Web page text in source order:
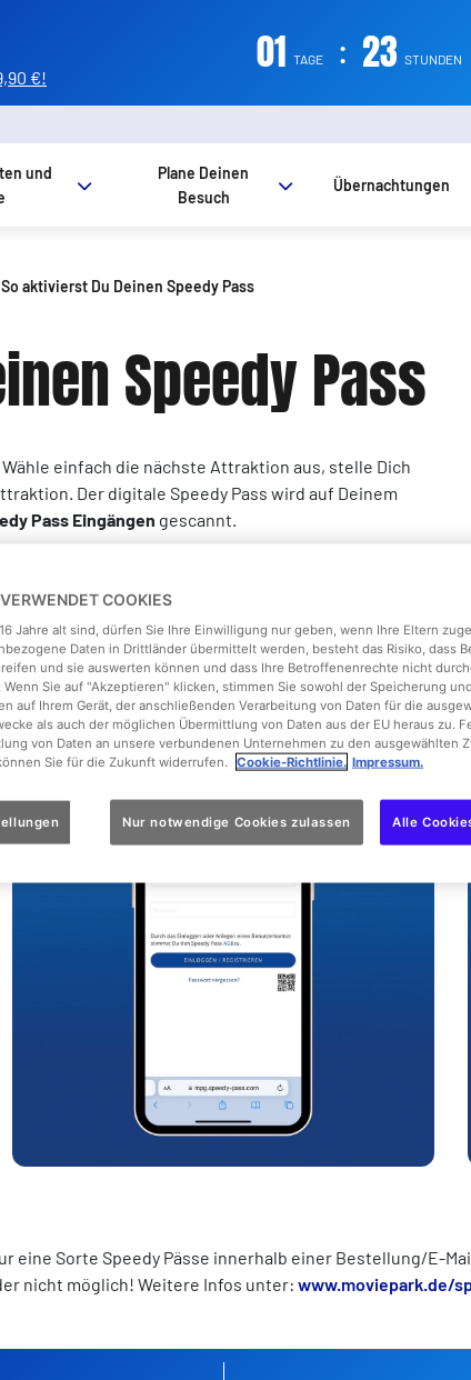
€! 01 TAGE : 23 STUNDEN
und
Plane Deinen
Besuch
Übernachtungen
So aktivierst Du Deinen Speedy Pass
Speedy Pass
Wähle einfach die nächste Attraktion aus, stelle Dich
Der digitale Speedy Pass wird auf Deinem
Pass Eingängen gescannt.
Schritt 2: Melde Dich an!
Wähle Einloggenum einen Account zu erstellen oder
logge dich mit Deinem bestehenden Account ein.
eine Sorte Speedy Pässe innerhalb einer Bestellung/E-
nicht möglich! Weitere Infos unter: www.moviepark.de/
COOKIES
Jahre alt sind, dürfen Sie Ihre Einwilligung nur geben, wenn Ihre Eltern
Daten in Drittländer übermittelt werden, besteht das Risiko, dass
und sie auswerten können und dass Ihre Betroffenenrechte nicht
Sie auf "Akzeptieren" klicken, stimmen Sie sowohl der Speicherung
auf Ihrem Gerät, der anschließenden Verarbeitung von Daten für die
als auch der möglichen Übermittlung von Daten aus der EU heraus zu.
von Daten an unsere verbundenen Unternehmen zu den ausgewählten
Sie für die Zukunft widerrufen.
Cookie-Richtlinie. Impressum.
Nur notwendige Cookies zulassen Alle